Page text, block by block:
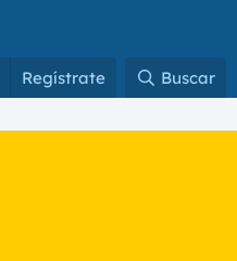
Regístrate Buscar